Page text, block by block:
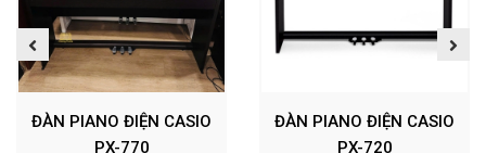
ĐÀN PIANO ĐIỆN CASIO
PX-770
ĐÀN PIANO ĐIỆN CASIO
PX-720